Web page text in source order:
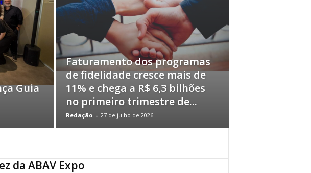
Guia
Faturamento dos programas
de fidelidade cresce mais de
11% e chega a R$ 6,3 bilhões
no primeiro trimestre de...
Redação - 27 de julho de 2026
da ABAV Expo